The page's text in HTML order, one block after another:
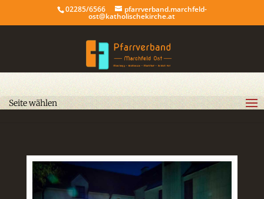
02285/6566 pfarrverband.marchfeld-
ost@katholischekirche.at
Seite wählen